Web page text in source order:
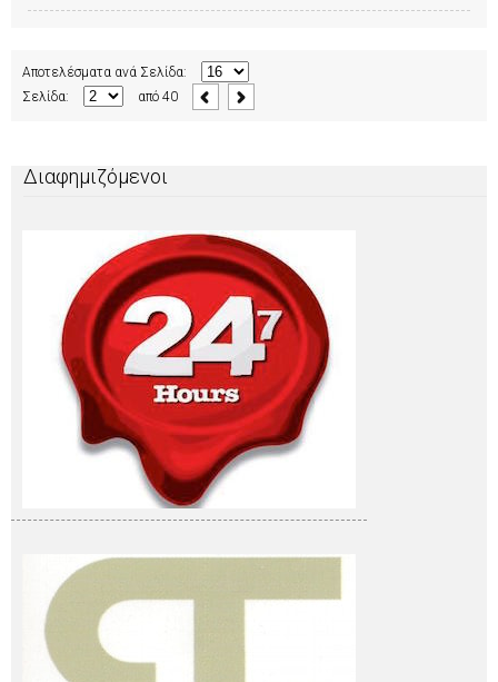
Αποτελέσματα ανά Σελίδα:
Σελίδα:
από 40
Διαφημιζόμενοι